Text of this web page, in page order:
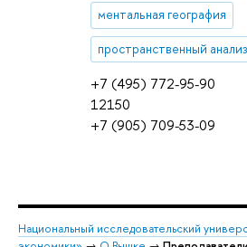
+7 (495) 772-95-90
12150
+7 (905) 709-53-09
ментальная география
пространственный анализ
Национальный исследовательский